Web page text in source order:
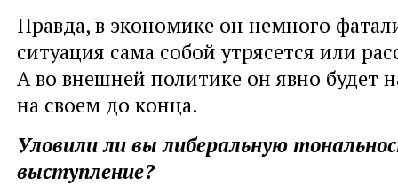
Правда, в экономике он немного
ситуация сама собой утрясется или
А во внешней политике он явно будет
на своем до конца.
Уловили ли вы либеральную
выступление?